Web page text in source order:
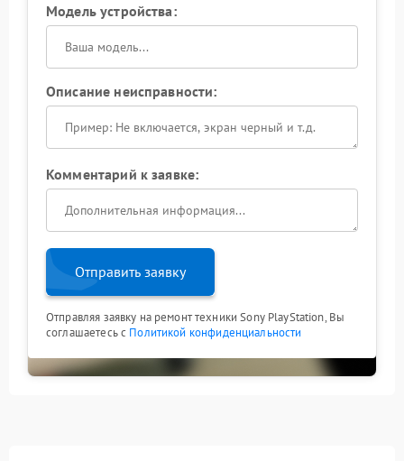
Модель устройства:
Описание неисправности:
Комментарий к заявке:
Отправить заявку
Отправляя заявку на ремонт техники Sony PlayStation, Вы
соглашаетесь с Политикой конфиденциальности